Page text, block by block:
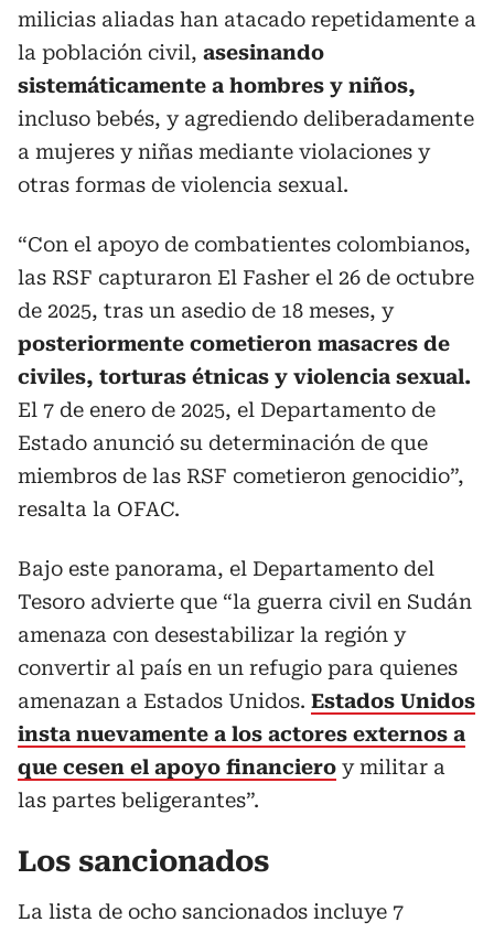
milicias aliadas han atacado repetidamente a
la población civil, asesinando
sistemáticamente a hombres y niños,
incluso bebés, y agrediendo deliberadamente
a mujeres y niñas mediante violaciones y
otras formas de violencia sexual.
“Con el apoyo de combatientes colombianos,
las RSF capturaron El Fasher el 26 de octubre
de 2025, tras un asedio de 18 meses, y
posteriormente cometieron masacres de
civiles, torturas étnicas y violencia sexual.
El 7 de enero de 2025, el Departamento de
Estado anunció su determinación de que
miembros de las RSF cometieron genocidio”,
resalta la OFAC.
Bajo este panorama, el Departamento del
Tesoro advierte que “la guerra civil en Sudán
amenaza con desestabilizar la región y
convertir al país en un refugio para quienes
amenazan a Estados Unidos. Estados Unidos
insta nuevamente a los actores externos a
que cesen el apoyo financiero y militar a
las partes beligerantes”.
Los sancionados
La lista de ocho sancionados incluye 7